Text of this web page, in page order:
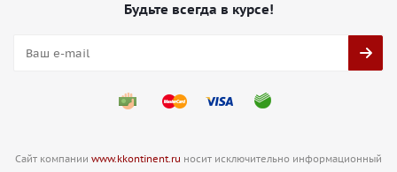
Будьте всегда в курсе!
Сайт компании www.kkontinent.ru носит исключительно информационный